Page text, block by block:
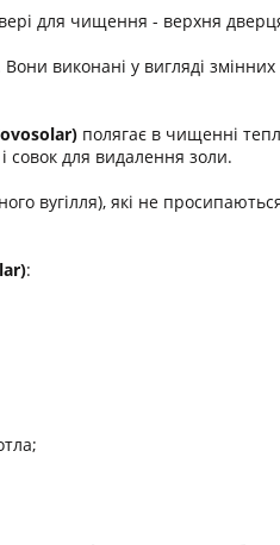
для чищення - верхня
виконані у вигляді
полягає в чищенні
совок для видалення золи.
вугілля), які не
: